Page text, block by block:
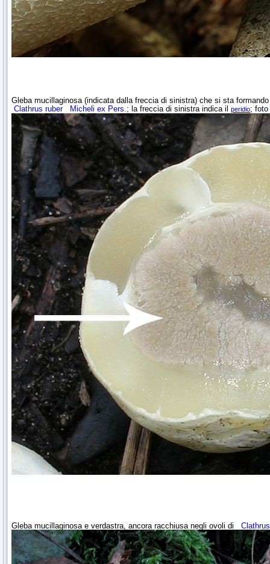
Gleba mucillaginosa (indicata dalla freccia di sinistra) che si sta
Clathrus ruber
Micheli ex Pers.; la freccia di sinistra indica il peridio; foto
Gleba mucillaginosa e verdastra, ancora racchiusa negli ovoli di